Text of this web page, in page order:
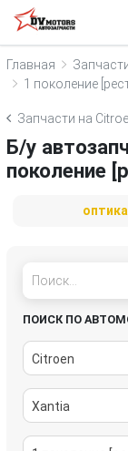
Главная
1 поколение
Запчасти на
Б/у
поколение
оптика
ПОИСК ПО
Citroen
Xantia